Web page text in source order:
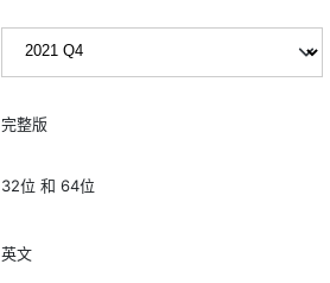
完整版
32位 和 64位
英文